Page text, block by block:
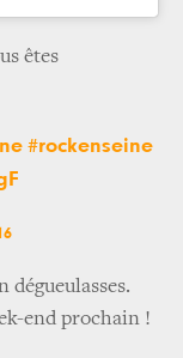
êtes
#rockenseine
dégueulasses.
end prochain !